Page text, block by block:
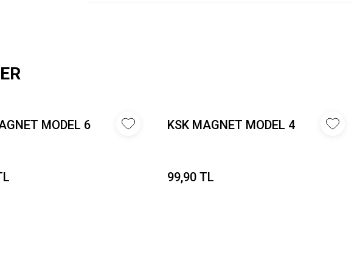
MODEL 6 KSK MAGNET MODEL 4
99,90 TL